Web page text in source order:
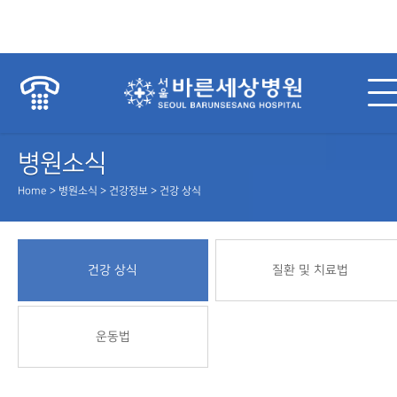
병원소식
Home > 병원소식 > 건강정보 > 건강 상식
건강 상식 질환 및 치료법
운동법